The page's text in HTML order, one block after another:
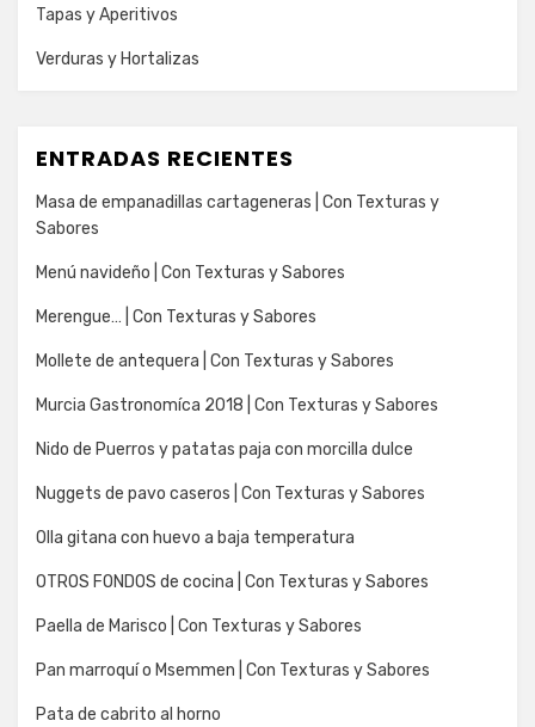
Tapas y Aperitivos
Verduras y Hortalizas
ENTRADAS RECIENTES
Masa de empanadillas cartageneras | Con Texturas y
Sabores
Menú navideño | Con Texturas y Sabores
Merengue… | Con Texturas y Sabores
Mollete de antequera | Con Texturas y Sabores
Murcia Gastronomíca 2018 | Con Texturas y Sabores
Nido de Puerros y patatas paja con morcilla dulce
Nuggets de pavo caseros | Con Texturas y Sabores
Olla gitana con huevo a baja temperatura
OTROS FONDOS de cocina | Con Texturas y Sabores
Paella de Marisco | Con Texturas y Sabores
Pan marroquí o Msemmen | Con Texturas y Sabores
Pata de cabrito al horno